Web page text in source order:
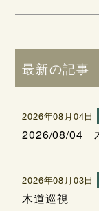
最新の記事
2026年08月04日
2026/08/04
2026年08月03日
木道巡視